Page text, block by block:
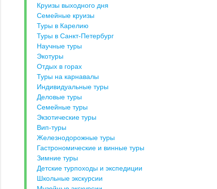
Круизы выходного дня
Семейные круизы
Туры в Карелию
Туры в Санкт-Петербург
Научные туры
Экотуры
Отдых в горах
Туры на карнавалы
Индивидуальные туры
Деловые туры
Семейные туры
Экзотические туры
Вип-туры
Железнодорожные туры
Гастрономические и винные туры
Зимние туры
Детские турпоходы и экспедиции
Школьные экскурсии